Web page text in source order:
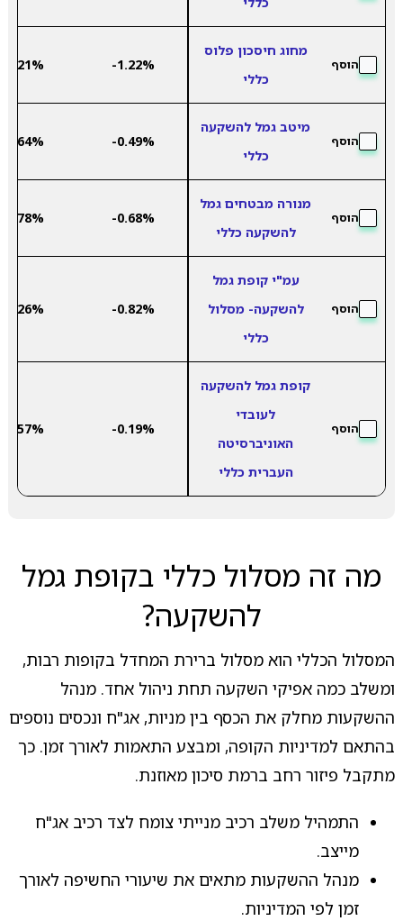
הוסף
מחוג חיסכון פלוס
כללי
-1.22%
4.21%
הוסף
מיטב גמל להשקעה
כללי
-0.49%
5.64%
הוסף
מנורה מבטחים גמל
להשקעה כללי
-0.68%
5.78%
הוסף
עמ"י קופת גמל
להשקעה- מסלול
כללי
-0.82%
5.26%
הוסף
קופת גמל להשקעה
לעובדי
האוניברסיטה
העברית כללי
-0.19%
6.57%
מה זה מסלול כללי בקופת גמל
להשקעה?
המסלול הכללי הוא מסלול ברירת המחדל בקופות רבות,
ומשלב כמה אפיקי השקעה תחת ניהול אחד. מנהל
ההשקעות מחלק את הכסף בין מניות, אג"ח ונכסים נוספים
בהתאם למדיניות הקופה, ומבצע התאמות לאורך זמן. כך
מתקבל פיזור רחב ברמת סיכון מאוזנת.
התמהיל משלב רכיב מנייתי צומח לצד רכיב אג"ח
מייצב.
מנהל ההשקעות מתאים את שיעורי החשיפה לאורך
זמן לפי המדיניות.